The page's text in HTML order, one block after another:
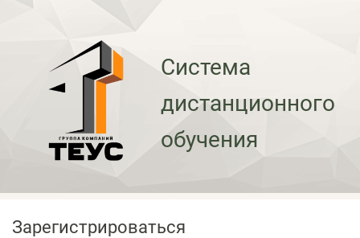
Система
дистанционного
обучения
Зарегистрироваться